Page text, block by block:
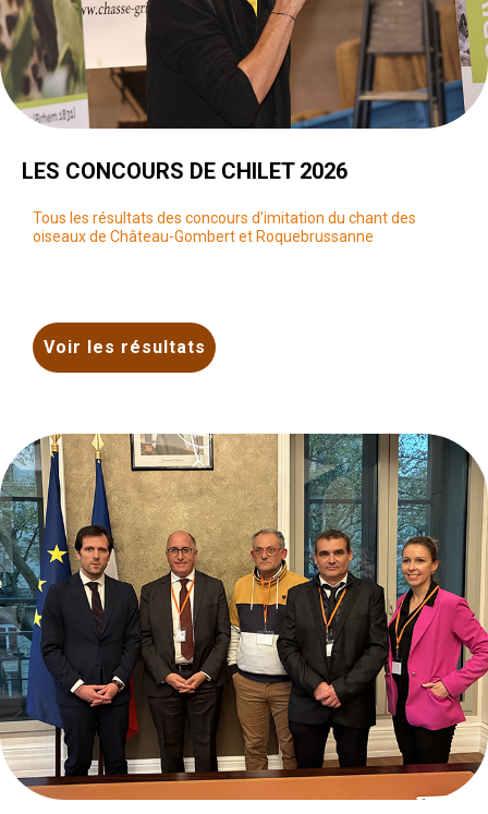
LES CONCOURS DE CHILET 2026
Tous les résultats des concours d'imitation du chant des
oiseaux de Château-Gombert et Roquebrussanne
Voir les résultats